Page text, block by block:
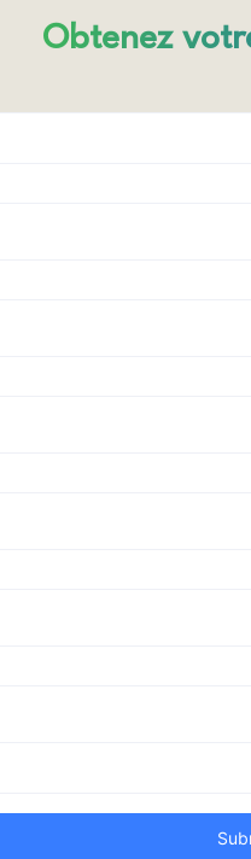
Obtenez